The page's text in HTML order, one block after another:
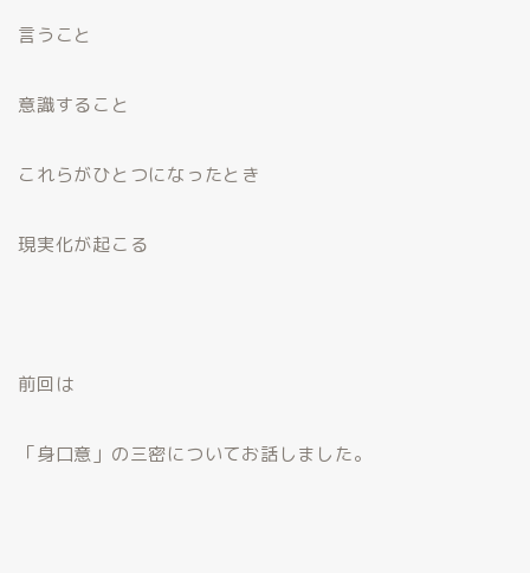
言うこと
意識すること
これらがひとつになったとき
現実化が起こる
前回は
「身口意」の三密についてお話しました。